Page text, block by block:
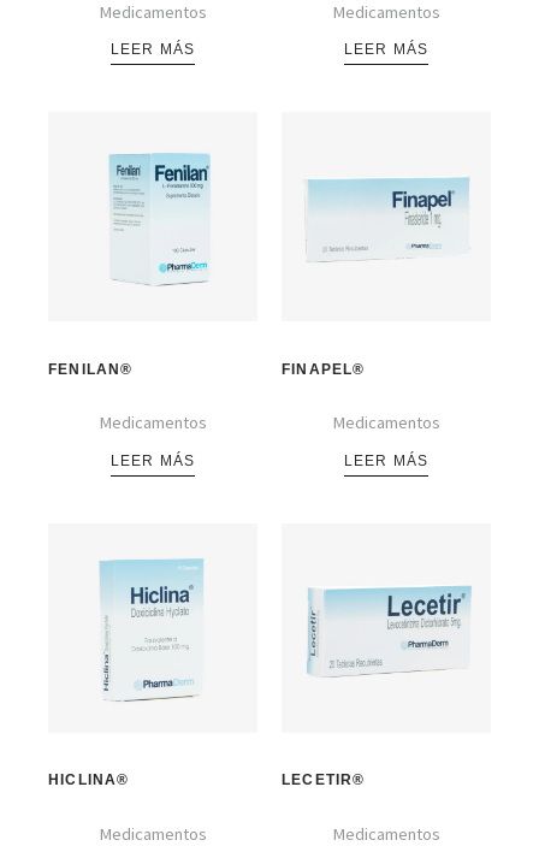
Medicamentos
LEER MÁS
Medicamentos
LEER MÁS
FENILAN®
Medicamentos
LEER MÁS
FINAPEL®
Medicamentos
LEER MÁS
HICLINA®
Medicamentos
LECETIR®
Medicamentos